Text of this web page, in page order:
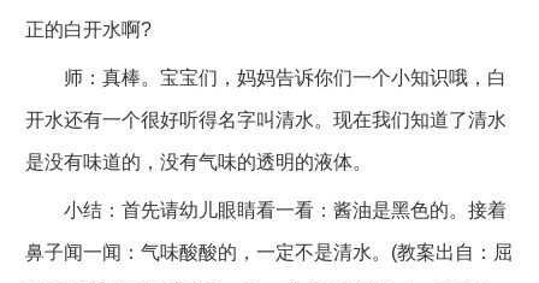
正的白开水啊?
师：真棒。宝宝们，妈妈告诉你们一个小知识哦，白
开水还有一个很好听得名字叫清水。现在我们知道了清水
是没有味道的，没有气味的透明的液体。
小结：首先请幼儿眼睛看一看：酱油是黑色的。接着
鼻子闻一闻：气味酸酸的，一定不是清水。(教案出自：屈